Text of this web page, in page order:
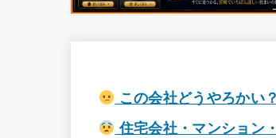
この会社どうやろかい？
住宅会社・マンション